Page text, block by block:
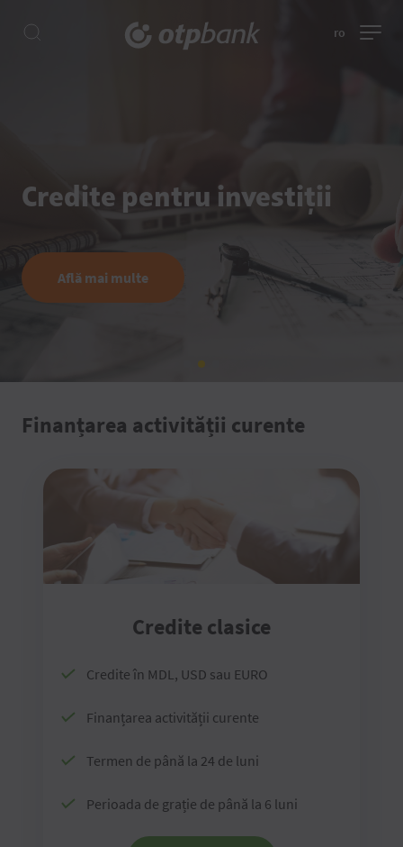
ro
Credite pentru investiții
Află mai multe
Finanțarea activității curente
Credite clasice
Credite în MDL, USD sau EURO
Finanțarea activității curente
Termen de până la 24 de luni
Perioada de grație de până la 6 luni